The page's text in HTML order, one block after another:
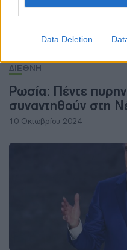
Data Deletion
ΔΙΕΘΝΗ
Ρωσία: Πέντε
συναντηθούν στη
10 Οκτωβρίου 2024